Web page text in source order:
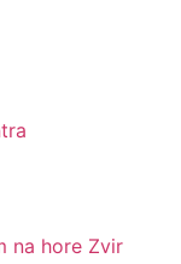
na hore Zvir